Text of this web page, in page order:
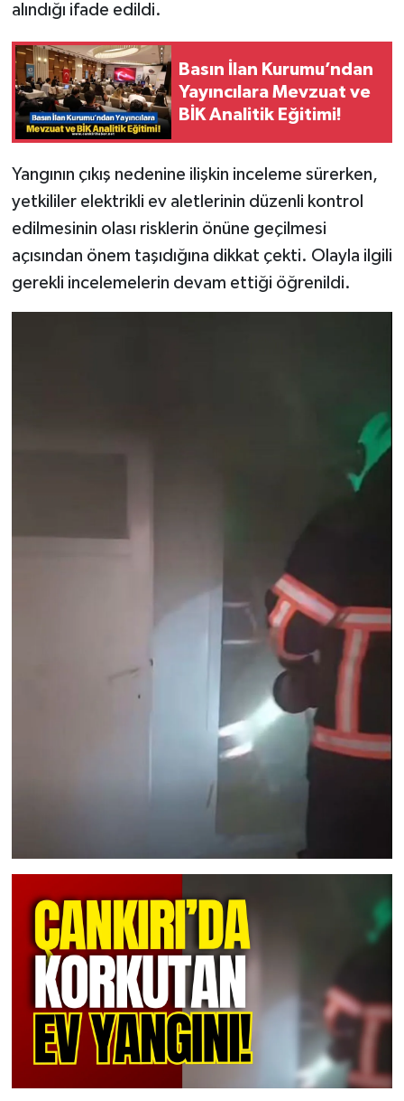
alındığı ifade edildi.
Basın İlan Kurumu’ndan
Yayıncılara Mevzuat ve
BİK Analitik Eğitimi!
Yangının çıkış nedenine ilişkin inceleme sürerken,
yetkililer elektrikli ev aletlerinin düzenli kontrol
edilmesinin olası risklerin önüne geçilmesi
açısından önem taşıdığına dikkat çekti. Olayla ilgili
gerekli incelemelerin devam ettiği öğrenildi.